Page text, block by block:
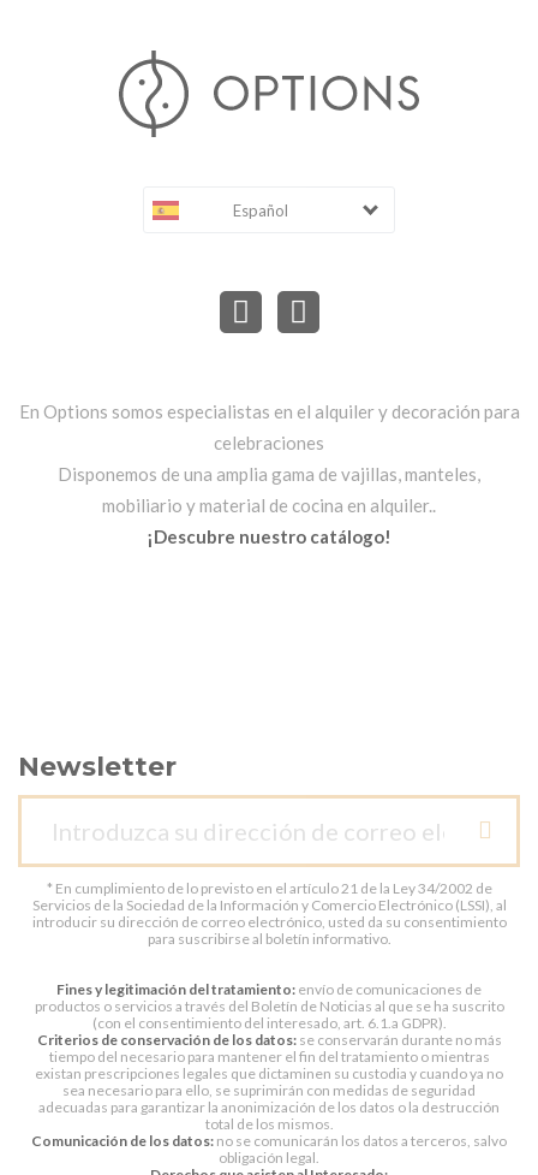
Español
En Options somos especialistas en el alquiler y decoración para
celebraciones
Disponemos de una amplia gama de vajillas, manteles,
mobiliario y material de cocina en alquiler..
¡Descubre nuestro catálogo!
Newsletter
* En cumplimiento de lo previsto en el artículo 21 de la Ley 34/2002 de
Servicios de la Sociedad de la Información y Comercio Electrónico (LSSI), al
introducir su dirección de correo electrónico, usted da su consentimiento
para suscribirse al boletín informativo.
Fines y legitimación del tratamiento: envío de comunicaciones de
productos o servicios a través del Boletín de Noticias al que se ha suscrito
(con el consentimiento del interesado, art. 6.1.a GDPR).
Criterios de conservación de los datos:se conservarán durante no más
tiempo del necesario para mantener el fin del tratamiento o mientras
existan prescripciones legales que dictaminen su custodia y cuando ya no
sea necesario para ello, se suprimirán con medidas de seguridad
adecuadas para garantizar la anonimización de los datos o la destrucción
total de los mismos.
Comunicación de los datos: no se comunicarán los datos a terceros, salvo
obligación legal.